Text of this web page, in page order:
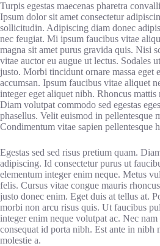
Turpis egestas maecenas pharetra
Ipsum dolor sit amet consectetur
sollicitudin. Adipiscing diam donec
nec feugiat. Mi ipsum faucibus vitae
magna sit amet purus gravida quis. Nisi
vitae auctor eu augue ut lectus. Sodales
justo. Morbi tincidunt ornare massa eget
accumsan. Ipsum faucibus vitae aliquet
integer eget aliquet nibh. Rhoncus mattis
Diam volutpat commodo sed egestas
phasellus. Velit euismod in pellentesque
Condimentum vitae sapien pellentesque
Egestas sed sed risus pretium quam.
adipiscing. Id consectetur purus ut
elementum integer enim neque. Metus
felis. Cursus vitae congue mauris
justo donec enim. Eget duis at tellus at.
morbi non arcu risus quis. Ut faucibus
integer enim neque volutpat ac. Nec
consequat id porta nibh. Est ante in nibh
molestie a.